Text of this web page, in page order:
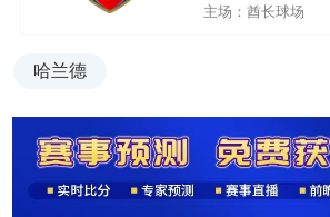
主场：酋长球场
哈兰德